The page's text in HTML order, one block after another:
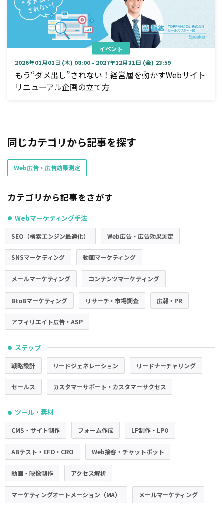
イベント
2026年01月01日 (木) 08:00 - 2027年12月31日 (金) 23:59
もう“ダメ出し”されない！経営層を動かすWebサイト
リニューアル企画の立て方
同じカテゴリから記事を探す
Web広告・広告効果測定
カテゴリから記事をさがす
● Webマーケティング手法
SEO（検索エンジン最適化） Web広告・広告効果測定
SNSマーケティング 動画マーケティング
メールマーケティング コンテンツマーケティング
BtoBマーケティング リサーチ・市場調査 広報・PR
アフィリエイト広告・ASP
● ステップ
戦略設計 リードジェネレーション リードナーチャリング
セールス カスタマーサポート・カスタマーサクセス
● ツール・素材
CMS・サイト制作 フォーム作成 LP制作・LPO
ABテスト・EFO・CRO Web接客・チャットボット
動画・映像制作 アクセス解析
マーケティングオートメーション（MA） メールマーケティング